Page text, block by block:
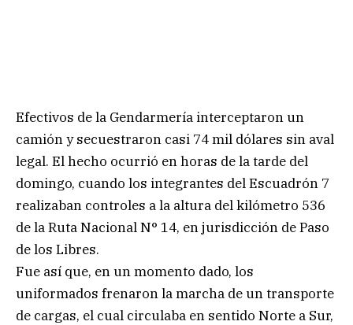
Efectivos de la Gendarmería interceptaron un
camión y secuestraron casi 74 mil dólares sin aval
legal. El hecho ocurrió en horas de la tarde del
domingo, cuando los integrantes del Escuadrón 7
realizaban controles a la altura del kilómetro 536
de la Ruta Nacional N° 14, en jurisdicción de Paso
de los Libres.
Fue así que, en un momento dado, los
uniformados frenaron la marcha de un transporte
de cargas, el cual circulaba en sentido Norte a Sur,